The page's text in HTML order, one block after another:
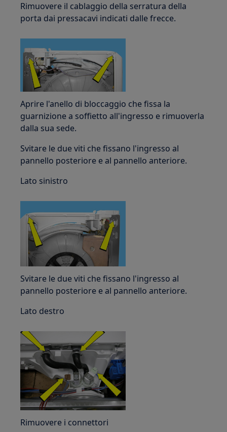
Rimuovere il cablaggio della serratura della
porta dai pressacavi indicati dalle frecce.
Aprire l'anello di bloccaggio che fissa la
guarnizione a soffietto all'ingresso e rimuoverla
dalla sua sede.
Svitare le due viti che fissano l'ingresso al
pannello posteriore e al pannello anteriore.
Lato sinistro
Svitare le due viti che fissano l'ingresso al
pannello posteriore e al pannello anteriore.
Lato destro
Rimuovere i connettori